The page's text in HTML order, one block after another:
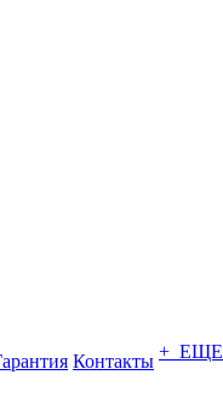
Контакты + ЕЩЕ